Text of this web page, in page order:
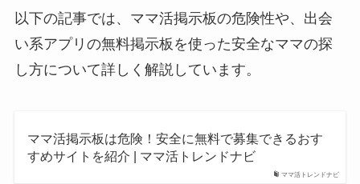
以下の記事では、ママ活掲示板の危険性や、出会
い系アプリの無料掲示板を使った安全なママの探
し方について詳しく解説しています。
ママ活トレンドナビ
ママ活掲示板は危険！安全に無料で募集できるおす
すめサイトを紹介 | ママ活トレンドナビ